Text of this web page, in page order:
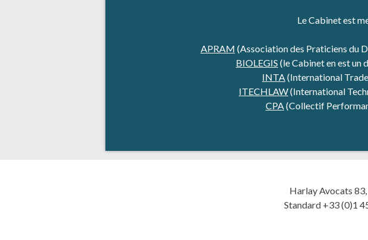
Le Cabinet est
APRAM (Association des Praticiens du
BIOLEGIS (le Cabinet en est un
INTA(International
ITECHLAW(International
CPA(Collectif
Harlay Avocats
Standard +33 (0)1